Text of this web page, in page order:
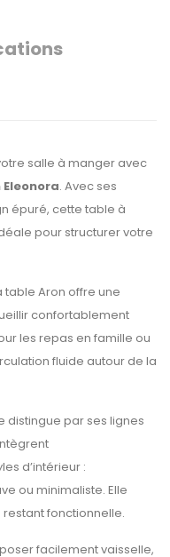
salle à manger avec
. Avec ses
épuré, cette table à
pour structurer votre
table Aron offre une
confortablement
les repas en famille ou
fluide autour de la
distingue par ses lignes
d’intérieur :
ou minimaliste. Elle
fonctionnelle.
facilement vaisselle,